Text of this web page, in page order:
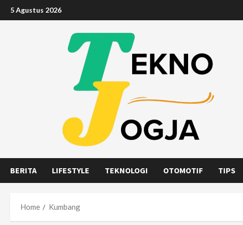
Skip
to
5 Agustus 2026
BERITA LIFESTYLE TEKNOLOGI OTOMOTIF TIPS
Home Kumbang